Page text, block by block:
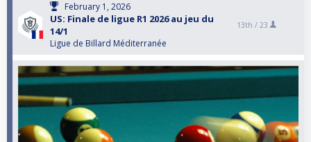
February 1, 2026
US: Finale de ligue R1 2026 au jeu du
14/1
Ligue de Billard Méditerranée
13th / 23